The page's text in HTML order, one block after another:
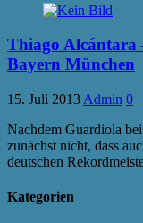
Thiago Alcántara
Bayern München
15. Juli 2013 Admin 0
Nachdem Guardiola
zunächst nicht, dass
deutschen
Kategorien